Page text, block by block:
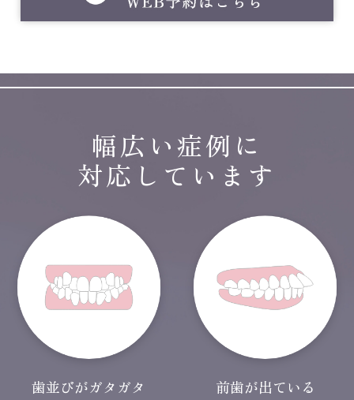
幅広い症例に
対応しています
歯並びがガタガタ 前歯が出ている